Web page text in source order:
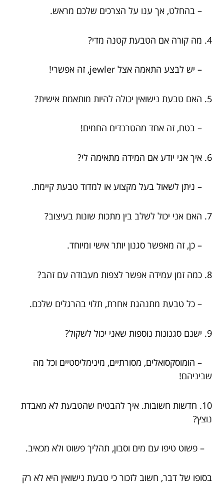
– בהחלט, אך ענו על הצרכים שלכם מראש.
4. מה קורה אם הטבעת קטנה מדי?
– יש לבצע התאמה אצל jewler, זה אפשרי!
5. האם טבעת נישואין יכולה להיות מותאמת אישית?
– בטח, זה אחד מהטרנדים החמים!
6. איך אני יודע אם המידה מתאימה לי?
– ניתן לשאול בעל מקצוע או למדוד טבעת קיימת.
7. האם אני יכול לשלב בין מתכות שונות בעיצוב?
– כן, זה מאפשר סגנון יותר אישי ומיוחד.
8. כמה זמן עמידה אפשר לצפות מעבודה עם זהב?
– כל טבעת מתנהגת אחרת, תלוי בהרגלים שלכם.
9. ישנם סגנונות נוספות שאני יכול לשקול?
– הומוסקסואלים, מסורתיים, מינימליסטיים וכל מה
שביניהם!
10. חדשות חשובות. איך להבטיח שהטבעת לא מאבדת
נוצץ?
– פשוט טיפו עם מים וסבון, תהליך פשוט ולא מכאיב.
בסופו של דבר, חשוב לזכור כי טבעת נישואין היא לא רק